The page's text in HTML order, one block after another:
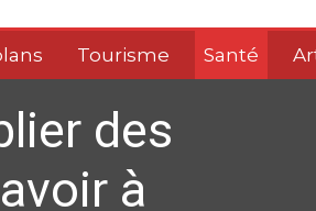
Tourisme Santé
des
à